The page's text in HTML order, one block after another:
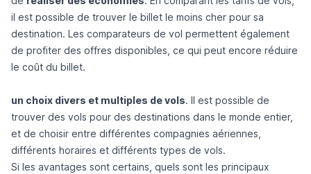
il est possible de trouver le billet le moins cher pour sa
destination. Les comparateurs de vol permettent également
de profiter des offres disponibles, ce qui peut encore réduire
le coût du billet.
un choix divers et multiples de vols. Il est possible de
trouver des vols pour des destinations dans le monde entier,
et de choisir entre différentes compagnies aériennes,
différents horaires et différents types de vols.
Si les avantages sont certains, quels sont les principaux